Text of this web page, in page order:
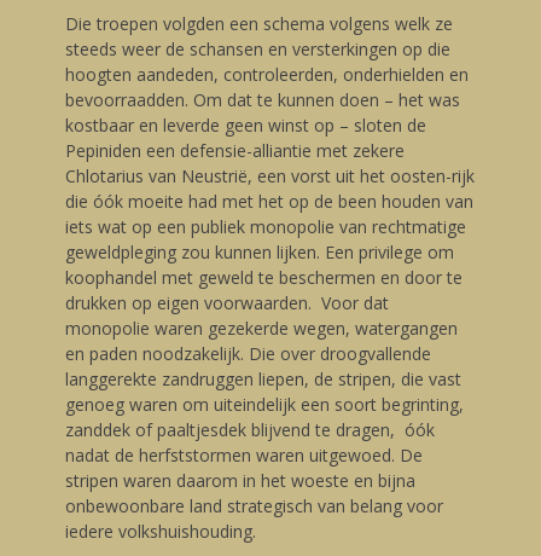
Die troepen volgden een schema volgens welk ze
steeds weer de schansen en versterkingen op die
hoogten aandeden, controleerden, onderhielden en
bevoorraadden. Om dat te kunnen doen – het was
kostbaar en leverde geen winst op – sloten de
Pepiniden een defensie-alliantie met zekere
Chlotarius van Neustrië, een vorst uit het oosten-rijk
die óók moeite had met het op de been houden van
iets wat op een publiek monopolie van rechtmatige
geweldpleging zou kunnen lijken. Een privilege om
koophandel met geweld te beschermen en door te
drukken op eigen voorwaarden. Voor dat
monopolie waren gezekerde wegen, watergangen
en paden noodzakelijk. Die over droogvallende
langgerekte zandruggen liepen, de stripen, die vast
genoeg waren om uiteindelijk een soort begrinting,
zanddek of paaltjesdek blijvend te dragen, óók
nadat de herfststormen waren uitgewoed. De
stripen waren daarom in het woeste en bijna
onbewoonbare land strategisch van belang voor
iedere volkshuishouding.